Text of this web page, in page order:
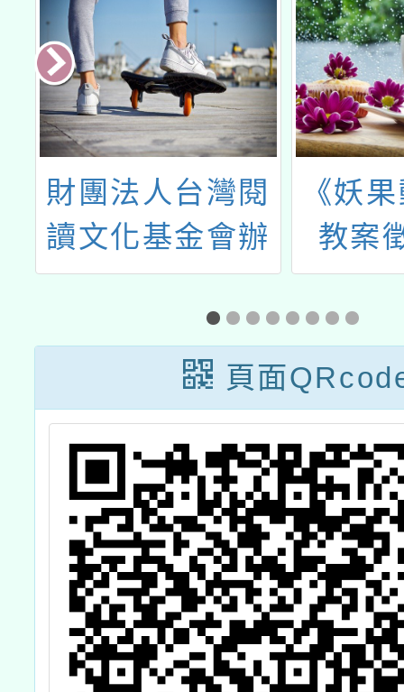
財團法人台灣閱
讀文化基金會辦
理「115年度柯
華葳線上數位閱
讀專題探究競
賽」
《妖
教案
頁面